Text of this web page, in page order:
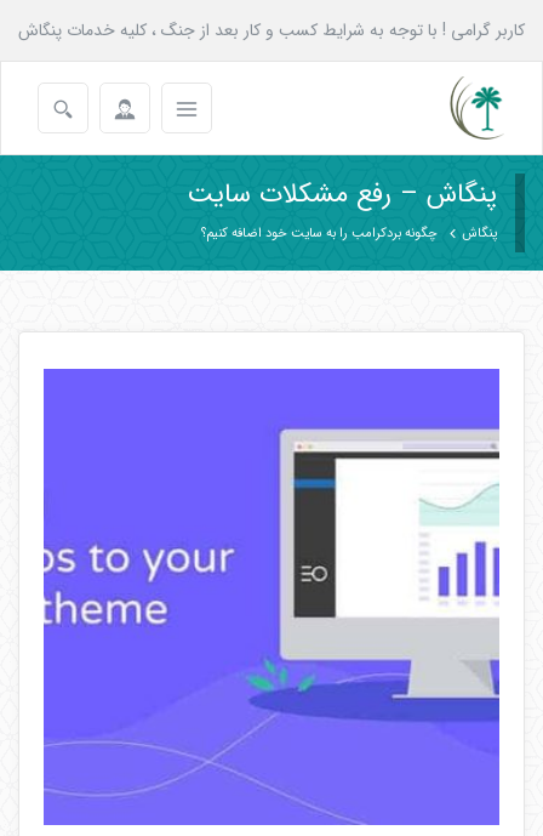
کاربر گرامی ! با توجه به شرایط کسب و کار بعد از جنگ ، کلیه خدمات پنگاش
به همه عزیزان تا پایان شهریور با 20 درصد تخفیف انجام می شود.
پنگاش – رفع مشکلات سایت
پنگاش چگونه بردکرامب را به سایت خود اضافه کنیم؟